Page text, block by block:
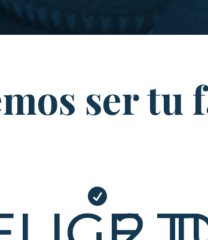
ser tu
